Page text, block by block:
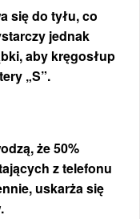
się do tyłu, co
jednak
aby kręgosłup
„S”.
że 50%
z telefonu
uskarża się